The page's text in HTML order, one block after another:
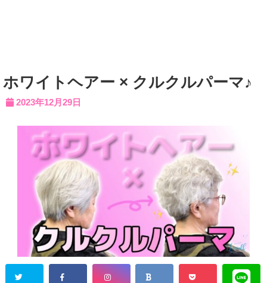
ホワイトヘアー × クルクルパーマ♪
2023年12月29日